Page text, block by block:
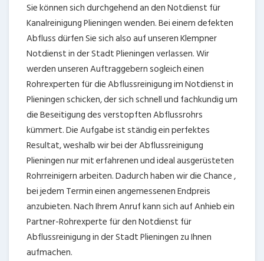
Sie können sich durchgehend an den Notdienst für
Kanalreinigung Plieningen wenden. Bei einem defekten
Abfluss dürfen Sie sich also auf unseren Klempner
Notdienst in der Stadt Plieningen verlassen. Wir
werden unseren Auftraggebern sogleich einen
Rohrexperten für die Abflussreinigung im Notdienst in
Plieningen schicken, der sich schnell und fachkundig um
die Beseitigung des verstopften Abflussrohrs
kümmert. Die Aufgabe ist ständig ein perfektes
Resultat, weshalb wir bei der Abflussreinigung
Plieningen nur mit erfahrenen und ideal ausgerüsteten
Rohrreinigern arbeiten. Dadurch haben wir die Chance ,
bei jedem Termin einen angemessenen Endpreis
anzubieten. Nach Ihrem Anruf kann sich auf Anhieb ein
Partner-Rohrexperte für den Notdienst für
Abflussreinigung in der Stadt Plieningen zu Ihnen
aufmachen.